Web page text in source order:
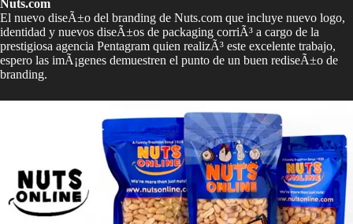
Nuts.com
El nuevo diseÃ±o del branding de Nuts.com que incluye nuevo logo,
identidad y nuevos diseÃ±os de packaging corriÃ³ a cargo de la
prestigiosa agencia Pentagram quien realizÃ³ este excelente trabajo,
espero las imÃ¡genes demuestren el punto de un buen rediseÃ±o de
branding.